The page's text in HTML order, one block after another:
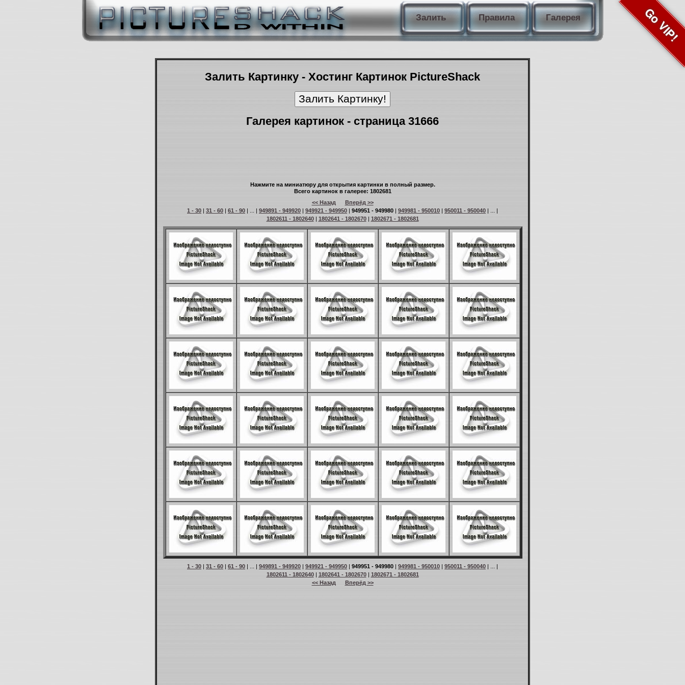
Залить Правила Галерея Go VIP!
Залить Картинку - Хостинг Картинок PictureShack
Галерея картинок - страница 31666
Нажмите на миниатюру для открытия картинки в полный размер.
Всего картинок в галерее: 1802681
<< Назад
Вперёд >>
1 - 30 | 31 - 60 | 61 - 90 | ... | 949891 - 949920 | 949921 - 949950 | 949951 - 949980 | 949981 - 950010 | 950011 - 950040 | ... |
1802611 - 1802640| 1802641 - 1802670| 1802671 - 1802681
1 - 30 | 31 - 60 | 61 - 90 | ... | 949891 - 949920 | 949921 - 949950 | 949951 - 949980 | 949981 - 950010 | 950011 - 950040 | ... |
1802611 - 1802640| 1802641 - 1802670| 1802671 - 1802681
<< Назад
Вперёд >>